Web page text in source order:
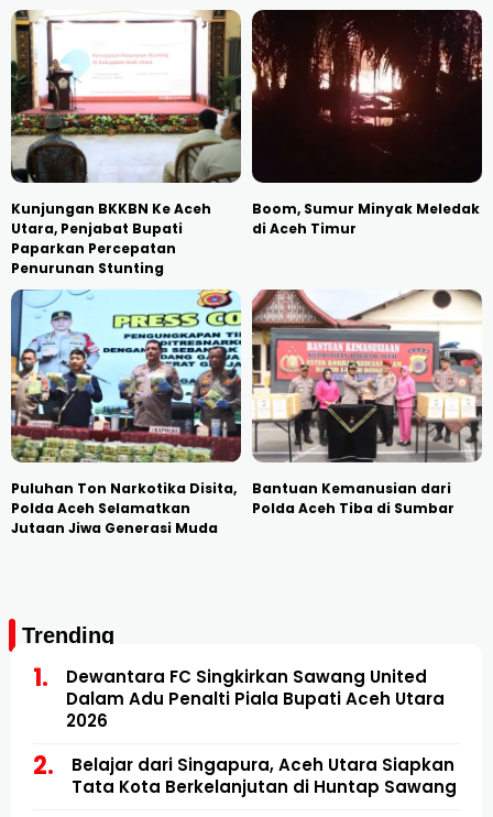
Kunjungan BKKBN Ke Aceh
Utara, Penjabat Bupati
Paparkan Percepatan
Penurunan Stunting
Boom, Sumur Minyak Meledak
di Aceh Timur
Puluhan Ton Narkotika Disita,
Polda Aceh Selamatkan
Jutaan Jiwa Generasi Muda
Bantuan Kemanusian dari
Polda Aceh Tiba di Sumbar
Trending
Dewantara FC Singkirkan Sawang United
Dalam Adu Penalti Piala Bupati Aceh Utara
2026
Belajar dari Singapura, Aceh Utara Siapkan
Tata Kota Berkelanjutan di Huntap Sawang